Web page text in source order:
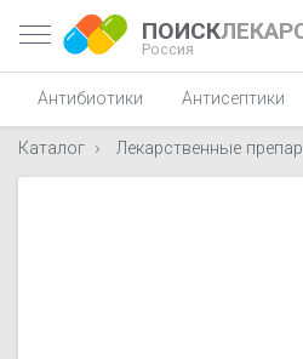
ПОИСК
Россия
Антибиотики Антисептики
Каталог Лекарственные